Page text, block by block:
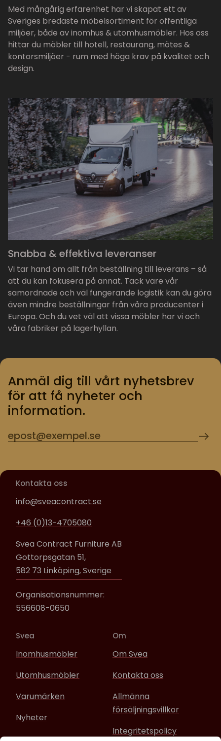
Med mångårig erfarenhet har vi skapat ett av
Sveriges bredaste möbelsortiment för offentliga
miljöer, både av inomhus & utomhusmöbler. Hos oss
hittar du möbler till hotell, restaurang, mötes &
kontorsmiljöer - rum med höga krav på kvalitet och
design.
Snabba & effektiva leveranser
Vi tar hand om allt från beställning till leverans – så
att du kan fokusera på annat. Tack vare vår
samordnade och väl fungerande logistik kan du göra
även mindre beställningar från våra producenter i
Europa. Och du vet väl att vissa möbler har vi och
våra fabriker på lagerhyllan.
Anmäl dig till vårt nyhetsbrev
för att få nyheter och
information.
Kontakta oss
info@sveacontract.se
+46 (0)13-4705080
Svea Contract Furniture AB
Gottorpsgatan 51,
582 73 Linköping, Sverige
Organisationsnummer:
556608-0650
Svea
Inomhusmöbler
Utomhusmöbler
Varumärken
Nyheter
Om
Om Svea
Kontakta oss
Allmänna
försäljningsvillkor
Integritetspolicy